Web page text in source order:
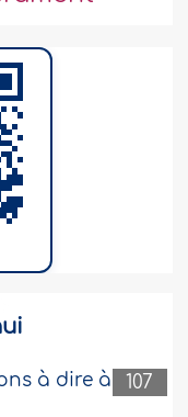
107
à dire à